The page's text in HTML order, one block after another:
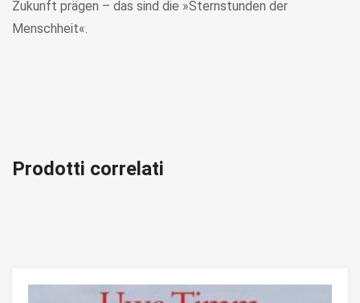
Zukunft prägen – das sind die »Sternstunden der
Menschheit«.
Prodotti correlati